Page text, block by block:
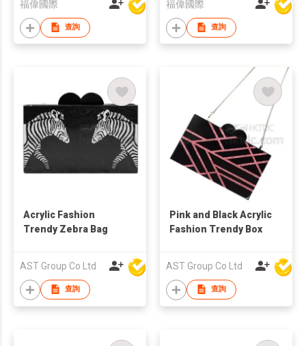
福偉國際
查詢
福偉國際
查詢
Acrylic Fashion
Trendy Zebra Bag
AST Group Co Ltd
查詢
Pink and Black Acrylic
Fashion Trendy Box
AST Group Co Ltd
查詢